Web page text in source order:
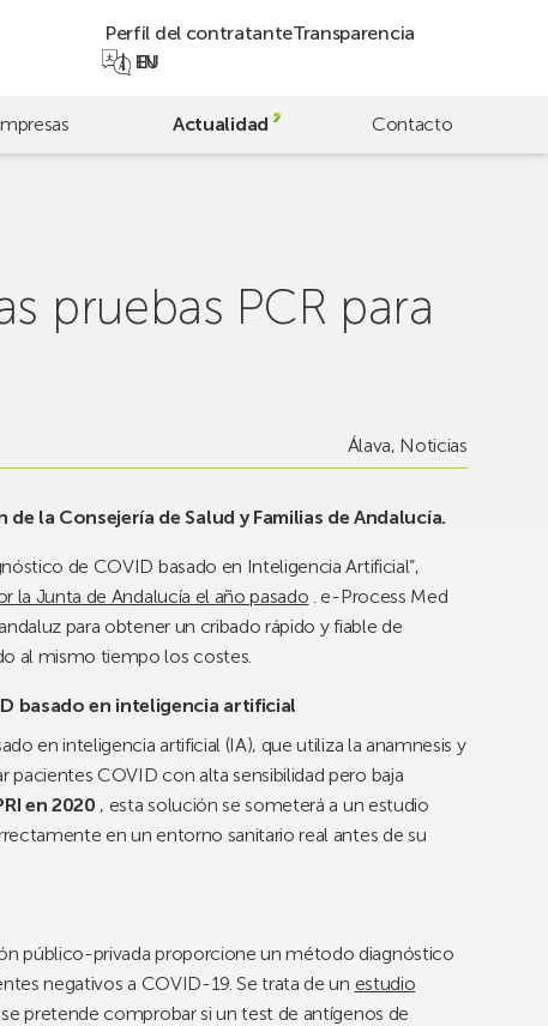
Perfil del contratanteTransparencia
EU
EN
Actualidad Contacto
pruebas PCR para
Álava, Noticias
la Consejería de Salud y Familias de Andalucía.
de COVID basado en Inteligencia Artificial”,
la Junta de Andalucía el año pasado . e-Process Med
para obtener un cribado rápido y fiable de
al mismo tiempo los costes.
basado en inteligencia artificial
en inteligencia artificial (IA), que utiliza la anamnesis y
COVID con alta sensibilidad pero baja
en 2020 , esta solución se someterá a un estudio
en un entorno sanitario real antes de su
público-privada proporcione un método diagnóstico
negativos a COVID-19. Se trata de un estudio
pretende comprobar si un test de antígenos de